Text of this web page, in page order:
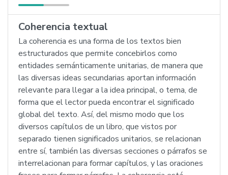
Coherencia textual
La coherencia es una forma de los textos bien
estructurados que permite concebirlos como
entidades semánticamente unitarias, de manera que
las diversas ideas secundarias aportan información
relevante para llegar a la idea principal, o tema, de
forma que el lector pueda encontrar el significado
global del texto. Así, del mismo modo que los
diversos capítulos de un libro, que vistos por
separado tienen significados unitarios, se relacionan
entre sí, también las diversas secciones o párrafos se
interrelacionan para formar capítulos, y las oraciones